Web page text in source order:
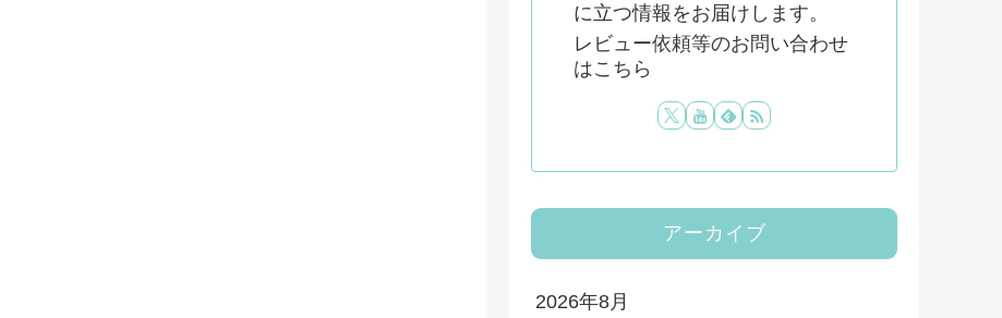
に立つ情報をお届けします。
レビュー依頼等のお問い合わせ
はこちら
アーカイブ
2026年8月